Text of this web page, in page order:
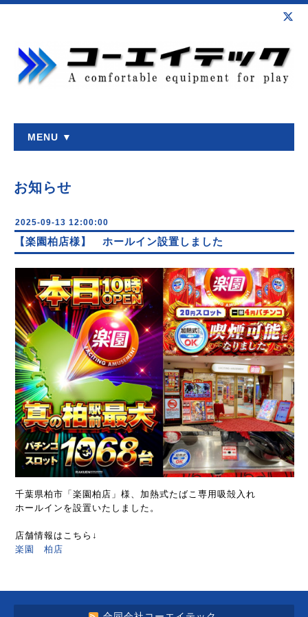
MENU ▼
お知らせ
2025-09-13 12:00:00
【楽園柏店様】 ホールイン設置しました
千葉県柏市「楽園柏店」様、加熱式たばこ専用吸殻入れ
ホールインを設置いたしました。
店舗情報はこちら↓
楽園 柏店